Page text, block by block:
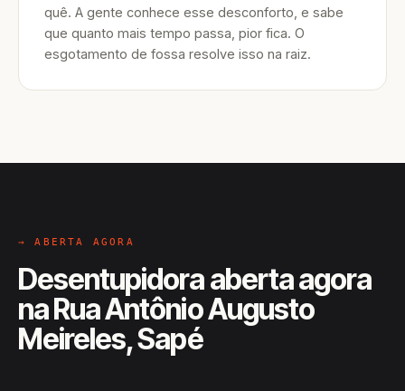
quê. A gente conhece esse desconforto, e sabe
que quanto mais tempo passa, pior fica. O
esgotamento de fossa resolve isso na raiz.
→ ABERTA AGORA
Desentupidora aberta agora
na Rua Antônio Augusto
Meireles, Sapé